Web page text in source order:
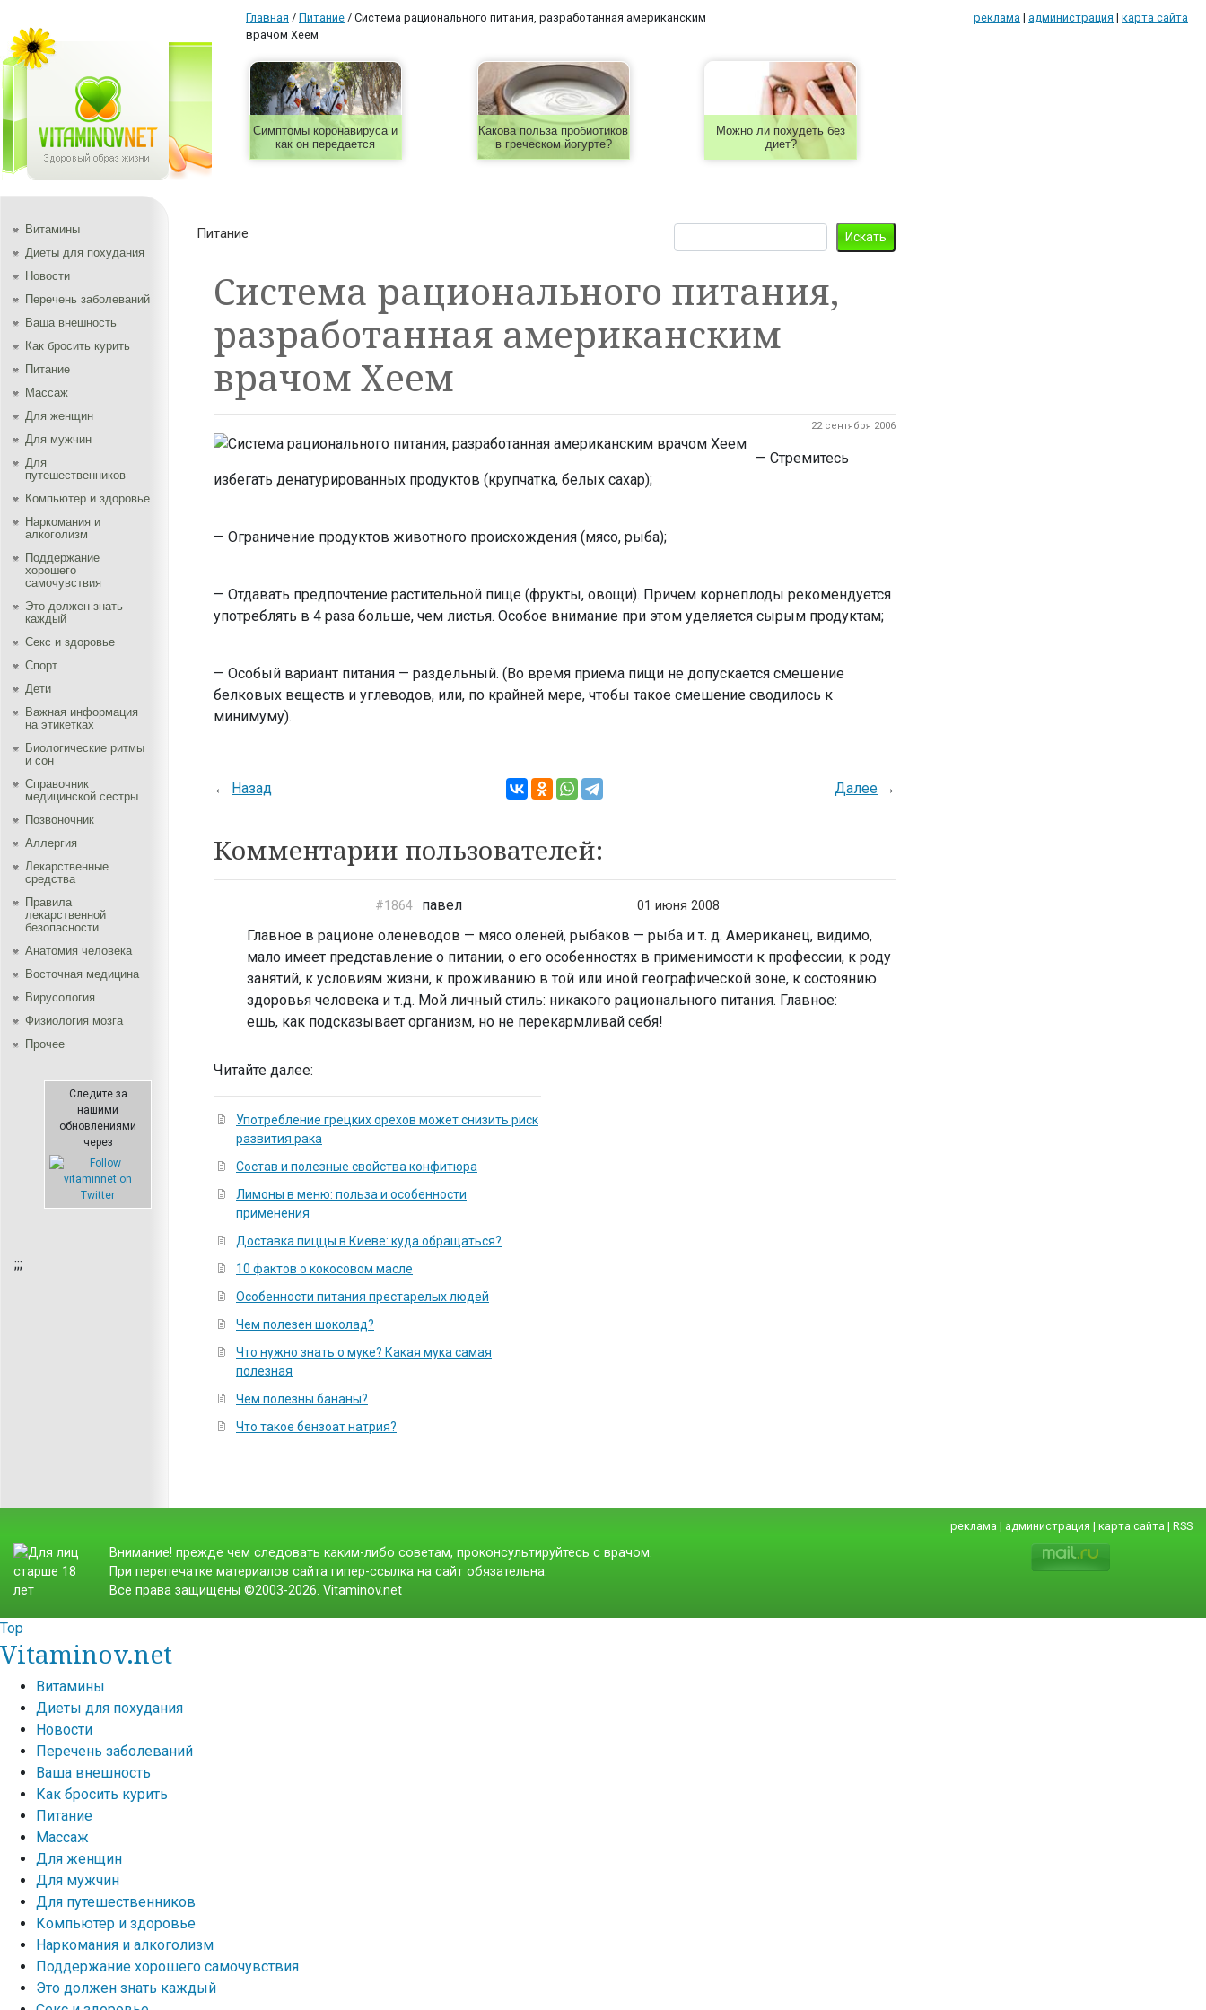
Главная / Питание / Система рационального питания, разработанная американским
врачом Хеем
реклама | администрация | карта сайта
Симптомы коронавируса и
как он передается
Какова польза пробиотиков
в греческом йогурте?
Можно ли похудеть без
диет?
Витамины
Диеты для похудания
Новости
Перечень заболеваний
Ваша внешность
Как бросить курить
Питание
Массаж
Для женщин
Для мужчин
Для
путешественников
Компьютер и здоровье
Наркомания и
алкоголизм
Поддержание
хорошего
самочувствия
Это должен знать
каждый
Секс и здоровье
Спорт
Дети
Важная информация
на этикетках
Биологические ритмы
и сон
Справочник
медицинской сестры
Позвоночник
Аллергия
Лекарственные
средства
Правила
лекарственной
безопасности
Aнатомия человека
Восточная медицина
Вирусология
Физиология мозга
Прочее
Следите за
нашими
обновлениями
через
;;;
Питание
Система рационального питания,
разработанная американским
врачом Хеем
22 сентября 2006
— Стремитесь
избегать денатурированных продуктов (крупчатка, белых сахар);
— Ограничение продуктов животного происхождения (мясо, рыба);
— Отдавать предпочтение растительной пище (фрукты, овощи). Причем корнеплоды рекомендуется
употреблять в 4 раза больше, чем листья. Особое внимание при этом уделяется сырым продуктам;
— Особый вариант питания — раздельный. (Во время приема пищи не допускается смешение
белковых веществ и углеводов, или, по крайней мере, чтобы такое смешение сводилось к
минимуму).
← Назад Далее→
Комментарии пользователей:
#1864 павел 01 июня 2008
Главное в рационе оленеводов — мясо оленей, рыбаков — рыба и т. д. Американец, видимо,
мало имеет представление о питании, о его особенностях в применимости к профессии, к роду
занятий, к условиям жизни, к проживанию в той или иной географической зоне, к состоянию
здоровья человека и т.д. Мой личный стиль: никакого рационального питания. Главное:
ешь, как подсказывает организм, но не перекармливай себя!
Читайте далее:
Употребление грецких орехов может снизить риск
развития рака
Состав и полезные свойства конфитюра
Лимоны в меню: польза и особенности
применения
Доставка пиццы в Киеве: куда обращаться?
10 фактов о кокосовом масле
Особенности питания престарелых людей
Чем полезен шоколад?
Что нужно знать о муке? Какая мука самая
полезная
Чем полезны бананы?
Что такое бензоат натрия?
реклама | администрация | карта сайта | RSS
Внимание! прежде чем следовать каким-либо советам, проконсультируйтесь с врачом.
При перепечатке материалов сайта гипер-ссылка на сайт обязательна.
Все права защищены ©2003-2026. Vitaminov.net
Top
Vitaminov.net
Витамины
Диеты для похудания
Новости
Перечень заболеваний
Ваша внешность
Как бросить курить
Питание
Массаж
Для женщин
Для мужчин
Для путешественников
Компьютер и здоровье
Наркомания и алкоголизм
Поддержание хорошего самочувствия
Это должен знать каждый